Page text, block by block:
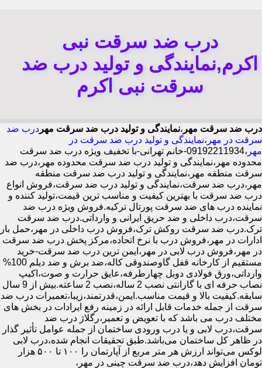
درب ضد سرقت نبی
اکرم,نمایندگی و تولید درب ضد
سرقت نبی اکرم
درب ضد سرقت مهر ،نمایندگی و تولید درب ضد سرقت مهر درب ضد
سرقت در مهر ،نمایندگی و تولید درب ضد سرقت در
مهر
،09192211934-خانم تهرانی-با تخفیف ویژه درب ضد سرقت
محدوده مهر،نمایندگی و تولید درب ضد سرقت محدوده مهر،درب ضد
سرقت منطقه مهر،نمایندگی و تولید درب ضد سرقت منطقه
مهر،درب ضد سرقت،نمایندگی و تولید درب ضد سرقت،فروش انواع
درب ضد سرقت با بهترین کیفیت و مناسب ترین قیمت،تولید کننده و
نماینده درب های ضد سرقت پورتال ترکیه.فروش ویژه درب ضد
سرقت،درب داخلی و ضد حریق ایرانی و وارداتی.درب ضد سرقت
ترک.درب ضد سرقت روکش ترک،فروش درب داخلی در مهر،حمل بار
ادارات در مهر،فروش درب با نرخ اتحاده،مرکز پخش درب ضد سرقت
در مهر،فروش درب لابی در مهر،ایمن ترین درب ضد سرقت-خرید
مستقیم از کارخانه قفل گاوصندوقی کاله،ضد برش و ضد دیلم 100%
وارداتی،ورق فولادی دوبل چهارطرفه،عایق حرارت و صوت،اکیپ
نصاب حرفه ای با گارانتی نصب 2 ساله،نصب 2 ساعته.بیش از 9 سال
سابقه.کیفیت بالا و قیمت مناسب.ایمن،قدرتمند،زیبا،تعمیرات درب ضد
سرقت از جمله خدمات قابل ارائه در زمینه رفع ایرادات در بخش های
مختلف درب می باشد که با تعویض و تعمیر،رگلاژ درب ضد
سرقت،درب لابی و یا درب ورودی ساختمان از جمله عوامل تأثیر گذار
در ظاهر کل ساختمان می‌باشد.طبق تحقیقات انجام شده،درب لابی
لوکس می‌تواند ارزش هر متر مربع از آپارتمان را ۱۰۰ تا ۵۰۰ هزار
تومان افزایش دهد،درب ضد سرقت چینی در مهر،